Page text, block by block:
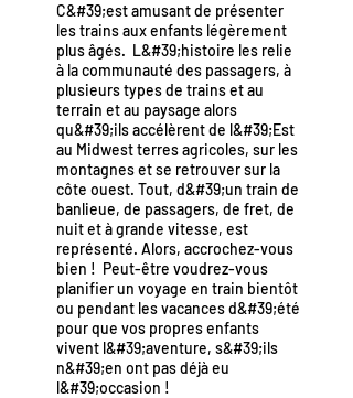
C&#39;est amusant de présenter
les trains aux enfants légèrement
plus âgés. L&#39;histoire les relie
à la communauté des passagers, à
plusieurs types de trains et au
terrain et au paysage alors
qu&#39;ils accélèrent de l&#39;Est
au Midwest terres agricoles, sur les
montagnes et se retrouver sur la
côte ouest. Tout, d&#39;un train de
banlieue, de passagers, de fret, de
nuit et à grande vitesse, est
représenté. Alors, accrochez-vous
bien ! Peut-être voudrez-vous
planifier un voyage en train bientôt
ou pendant les vacances d&#39;été
pour que vos propres enfants
vivent l&#39;aventure, s&#39;ils
n&#39;en ont pas déjà eu
l&#39;occasion !